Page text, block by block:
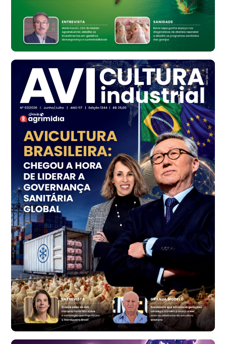
Ovo Vermelho - Regional
Bastos (SP)
R$ 148,56
Frango - Indicador
R$ 7,16
kg
Frango - Indicador
R$ 7,18
Trigo Atacado - Regional
PR
R$ 1.414,46
t
Trigo Atacado - Regional
RS
R$ 1.314,61
t
Ovo Vermelho - Regional
Vermelho
R$ 171,61
cx
Ovo Branco - Regional
Santa Maria do Jetibá (ES)